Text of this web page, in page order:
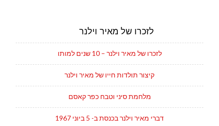
לזכרו של מאיר וילנר
לזכרו של מאיר וילנר – 10 שנים למותו
קיצור תולדות חייו של מאיר וילנר
מלחמת סיני וטבח כפר קאסם
דברי מאיר וילנר בכנסת ב- 5 ביוני 1967